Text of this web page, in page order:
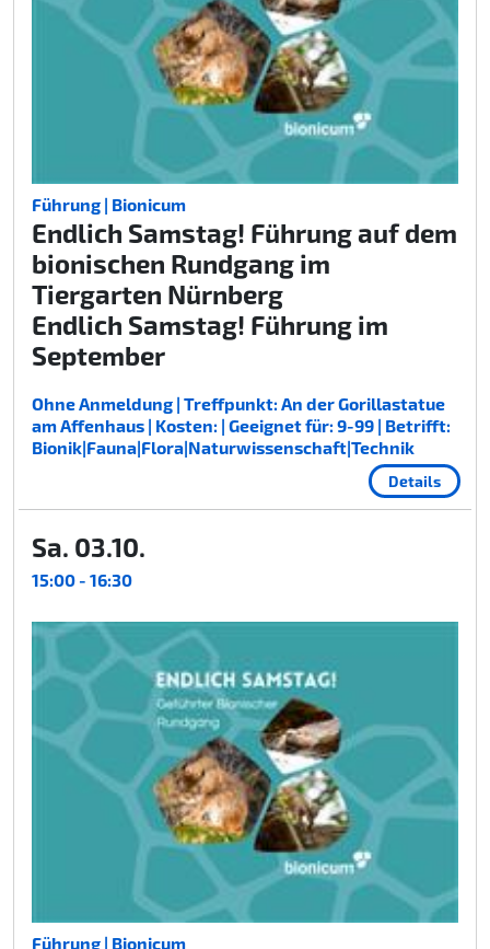
Führung | Bionicum
Endlich Samstag! Führung auf dem
bionischen Rundgang im
Tiergarten Nürnberg
Endlich Samstag! Führung im
September
Ohne Anmeldung | Treffpunkt: An der Gorillastatue
am Affenhaus | Kosten: | Geeignet für: 9-99 | Betrifft:
Bionik|Fauna|Flora|Naturwissenschaft|Technik
Details
Sa. 03.10.
15:00 - 16:30
Führung | Bionicum